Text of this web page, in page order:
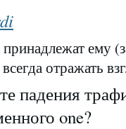
ему
отражать
падения
one?